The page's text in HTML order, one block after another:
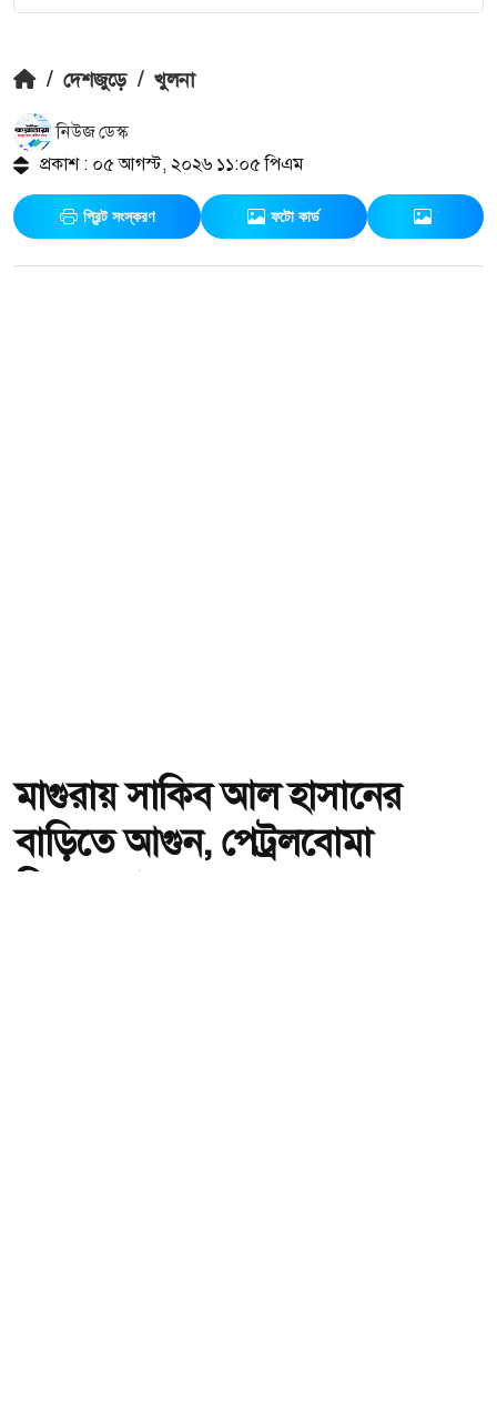
/ দেশজুড়ে / খুলনা
নিউজ ডেস্ক
প্রকাশ : ০৫ আগস্ট, ২০২৬ ১১:০৫ পিএম
প্রিন্ট সংস্করণ ফটো কার্ড
মাগুরায় সাকিব আল হাসানের
বাড়িতে আগুন, পেট্রলবোমা